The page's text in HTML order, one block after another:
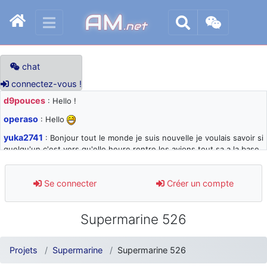
AM.net
chat
connectez-vous !
d9pouces : Hello !
operaso : Hello
yuka2741 : Bonjour tout le monde je suis nouvelle je voulais savoir si
quelqu'un c'est vers qu'elle heure rentre les avions tout sa a la base
d9pouces: désolé pour les quelques blocages du site ces derniers
jours : je teste des méthodes contre le spam et les bots trop nocifs
: Super, la nouvelle bannière
d9pouces
: je suis un avion@,._,+ > lesquels ? je ne suis pas sûr de
comprendre
Se connecter Créer un compte
Supermarine 526
Projets Supermarine Supermarine 526